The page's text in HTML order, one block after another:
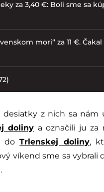
za 3,40 €: Boli sme sa
mori“ za 11 €.
z nich sa nám
doliny a označili ju za
doTrlenskej doliny,
víkend sme sa vybrali